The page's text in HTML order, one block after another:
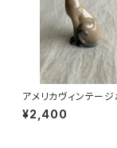
アメリカヴィンテー
コ
¥2,400